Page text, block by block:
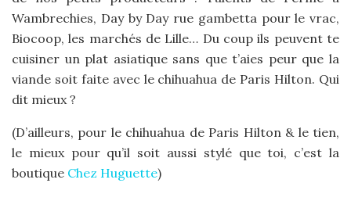
Wambrechies, Day by Day rue gambetta pour le vrac,
Biocoop, les marchés de Lille… Du coup ils peuvent te
cuisiner un plat asiatique sans que t’aies peur que la
viande soit faite avec le chihuahua de Paris Hilton. Qui
dit mieux ?
(D’ailleurs, pour le chihuahua de Paris Hilton & le tien,
le mieux pour qu’il soit aussi stylé que toi, c’est la
boutique Chez Huguette)